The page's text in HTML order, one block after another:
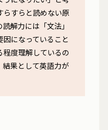
らすらと読めない原
解力には「文法」
因になっていること
程度理解しているの
結果として英語力が